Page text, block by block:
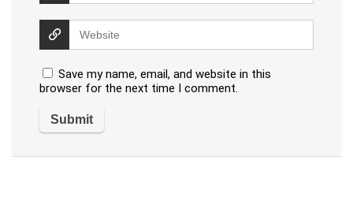
Save my name, email, and website in this
browser for the next time I comment.